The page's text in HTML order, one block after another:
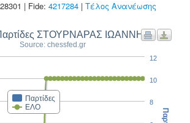
| Fide: 4217284 | Τέλος Ανανέωσης
ΣΤΟΥΡΝΑΡΑΣ ΙΩΑΝΝΗΣ
Source: chessfed.gr
Παρτίδες
ΕΛΟ
8
10
12